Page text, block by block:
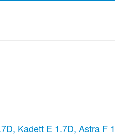
Kadett E 1.7D, Astra F